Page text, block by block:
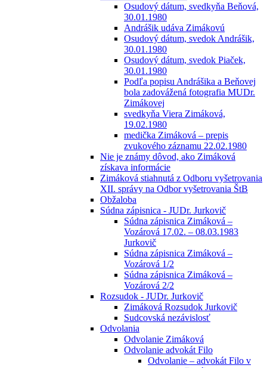
Osudový dátum, svedkyňa Beňová,
30.01.1980
Andrášik udáva Zimákovú
Osudový dátum, svedok Andrášik,
30.01.1980
Osudový dátum, svedok Piaček,
30.01.1980
Podľa popisu Andrášika a Beňovej
bola zadovážená fotografia MUDr.
Zimákovej
svedkyňa Viera Zimáková,
19.02.1980
medička Zimáková – prepis
zvukového záznamu 22.02.1980
Nie je známy dôvod, ako Zimáková
získava informácie
Zimáková stiahnutá z Odboru vyšetrovania
XII. správy na Odbor vyšetrovania ŠtB
Obžaloba
Súdna zápisnica - JUDr. Jurkovič
Súdna zápisnica Zimáková –
Vozárová 17.02. – 08.03.1983
Jurkovič
Súdna zápisnica Zimáková –
Vozárová 1/2
Súdna zápisnica Zimáková –
Vozárová 2/2
Rozsudok - JUDr. Jurkovič
Zimáková Rozsudok Jurkovič
Sudcovská nezávislosť
Odvolania
Odvolanie Zimáková
Odvolanie advokát Filo
Odvolanie – advokát Filo v